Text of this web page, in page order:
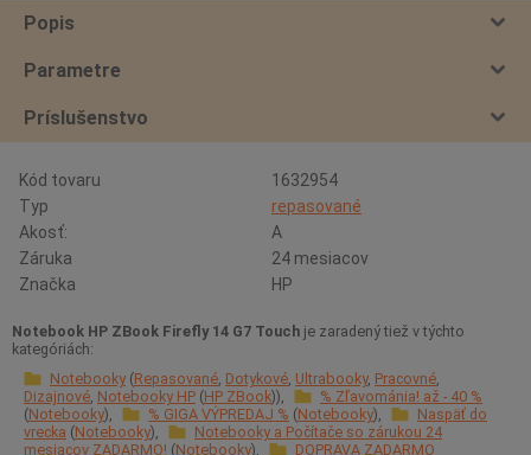
Popis
Parametre
Príslušenstvo
Kód tovaru
1632954
Typ
repasované
Akosť:
A
Záruka
24 mesiacov
Značka
HP
Notebook HP ZBook Firefly 14 G7 Touch je zaradený tiež v týchto
kategóriách:
Notebooky Repasované Dotykové Ultrabooky Pracovné
Dizajnové Notebooky HP HP ZBook
% Zľavománia! až - 40 %
Notebooky
% GIGA VÝPREDAJ % Notebooky
Naspäť do
vrecka Notebooky
Notebooky a Počítače so zárukou 24
mesiacov ZADARMO! Notebooky DOPRAVA ZADARMO